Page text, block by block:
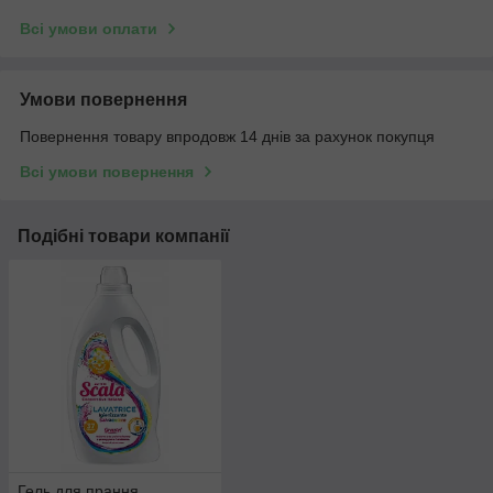
Всі умови оплати
Умови повернення
Повернення товару впродовж 14 днів за рахунок покупця
Всі умови повернення
Подібні товари компанії